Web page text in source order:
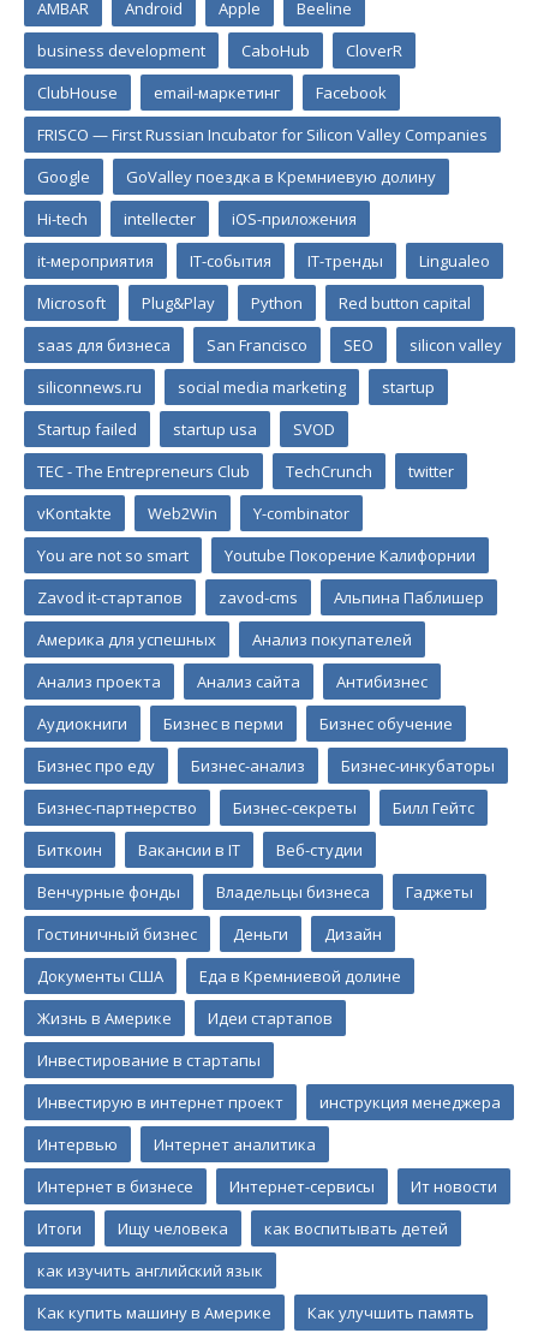
AMBAR Android Apple
Beeline
business development
CaboHub
CloverR
ClubHouse
email-маркетинг
Facebook
FRISCO — First Russian Incubator for Silicon Valley Companies
Google
GoValley поездка в Кремниевую долину
Hi-tech
intellecter
iOS-приложения
it-мероприятия
IT-события IT-тренды
Lingualeo
Microsoft
Plug&Play Python
Red button capital
saas для бизнеса
San Francisco SEO
silicon valley
siliconnews.ru
social media marketing
startup
Startup failed
startup usa
SVOD
TEC - The Entrepreneurs Club
TechCrunch
twitter
vKontakte
Web2Win
Y-combinator
You are not so smart
Youtube Покорение Калифорнии
Zavod it-стартапов
zavod-cms
Альпина Паблишер
Америка для успешных
Анализ покупателей
Анализ проекта
Анализ сайта
Антибизнес
Аудиокниги
Бизнес в перми
Бизнес обучение
Бизнес про еду
Бизнес-анализ
Бизнес-инкубаторы
Бизнес-партнерство
Бизнес-секреты
Билл Гейтс
Биткоин
Вакансии в IT
Веб-студии
Венчурные фонды
Владельцы бизнеса
Гаджеты
Гостиничный бизнес
Деньги
Дизайн
Документы США
Еда в Кремниевой долине
Жизнь в Америке
Идеи стартапов
Инвестирование в стартапы
Инвестирую в интернет проект
инструкция менеджера
Интервью
Интернет аналитика
Интернет в бизнесе
Интернет-сервисы
Ит новости
Итоги
Ищу человека
как воспитывать детей
как изучить английский язык
Как купить машину в Америке
Как улучшить память